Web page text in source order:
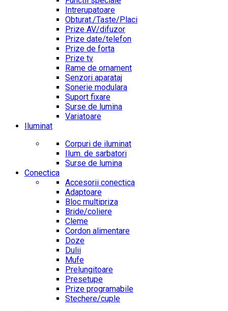
Intrerupatoare
Obturat./Taste/Placi
Prize AV/difuzor
Prize date/telefon
Prize de forta
Prize tv
Rame de ornament
Senzori aparataj
Sonerie modulara
Suport fixare
Surse de lumina
Variatoare
Iluminat
Corpuri de iluminat
Ilum. de sarbatori
Surse de lumina
Conectica
Accesorii conectica
Adaptoare
Bloc multipriza
Bride/coliere
Cleme
Cordon alimentare
Doze
Dulii
Mufe
Prelungitoare
Presetupe
Prize programabile
Stechere/cuple